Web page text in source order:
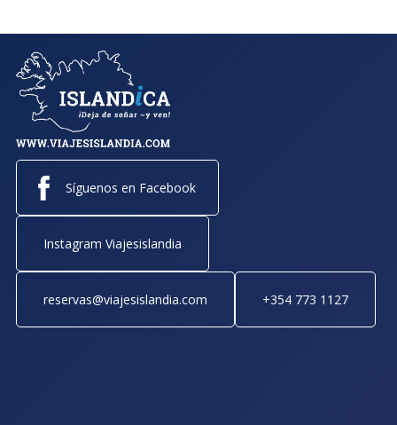
Síguenos en Facebook
Instagram Viajesislandia
reservas@viajesislandia.com +354 773 1127